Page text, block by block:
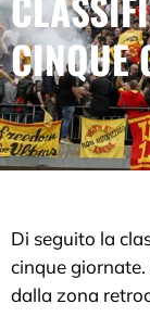
CINQUE
Di seguito la
cinque giornate.
dalla zona